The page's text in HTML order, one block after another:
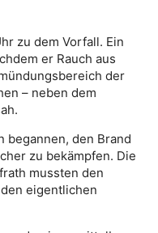
zu dem Vorfall. Ein
er Rauch aus
der
– neben dem
begannen, den Brand
zu bekämpfen. Die
mussten den
eigentlichen